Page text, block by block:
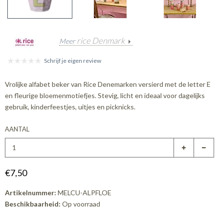
Meerrice Denmark
Schrijf je eigen review
Vrolijke alfabet beker van Rice Denemarken versierd met de letter E
en fleurige bloemenmotiefjes. Stevig, licht en ideaal voor dagelijks
gebruik, kinderfeestjes, uitjes en picknicks.
AANTAL
€7,50
Artikelnummer: MELCU-ALPFLOE
Beschikbaarheid: Op voorraad